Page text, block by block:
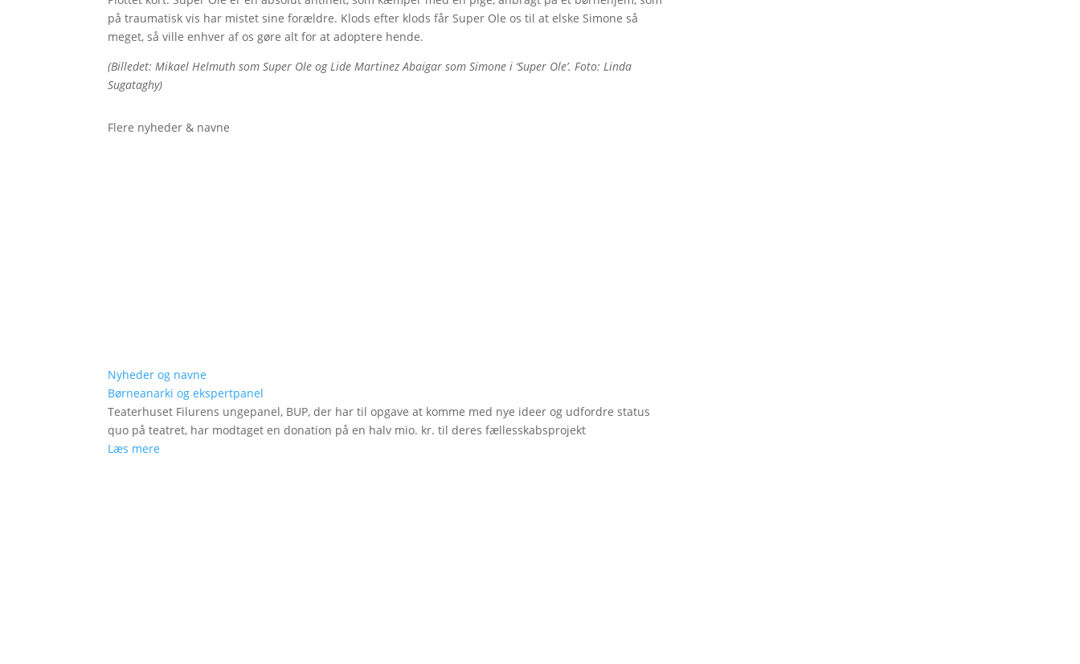
på traumatisk vis har mistet sine forældre. Klods efter klods får Super Ole os til at elske Simone så
meget, så ville enhver af os gøre alt for at adoptere hende.
(Billedet: Mikael Helmuth som Super Ole og Lide Martinez Abaigar som Simone i ‘Super Ole’. Foto: Linda
Sugataghy)
Flere nyheder & navne
Nyheder og navne
Børneanarki og ekspertpanel
Teaterhuset Filurens ungepanel, BUP, der har til opgave at komme med nye ideer og udfordre status
quo på teatret, har modtaget en donation på en halv mio. kr. til deres fællesskabsprojekt
Læs mere